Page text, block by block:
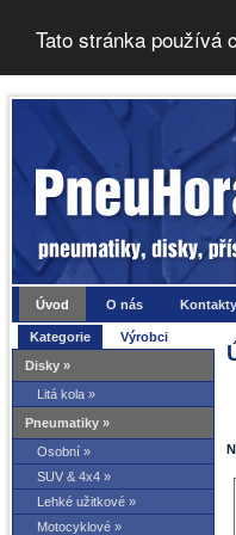
Tato stránka používá
Úvod O nás Kontakty
Kategorie
Výrobci
Disky »
Litá kola »
Pneumatiky »
Osobní »
SUV & 4x4 »
Lehké užitkové »
Motocyklové »